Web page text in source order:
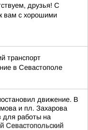
друзья! С
вам с хорошими
транспорт
в Севастополе
движение. В
и пл. Захарова
для работы на
Севастопольский